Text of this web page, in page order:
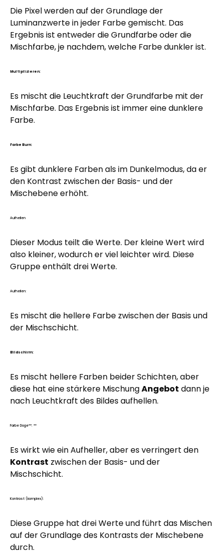
Die Pixel werden auf der Grundlage der
Luminanzwerte in jeder Farbe gemischt. Das
Ergebnis ist entweder die Grundfarbe oder die
Mischfarbe, je nachdem, welche Farbe dunkler ist.
Multiplizieren:
Es mischt die Leuchtkraft der Grundfarbe mit der
Mischfarbe. Das Ergebnis ist immer eine dunklere
Farbe.
Farbe Burn:
Es gibt dunklere Farben als im Dunkelmodus, da er
den Kontrast zwischen der Basis- und der
Mischebene erhöht.
Aufhellen
Dieser Modus teilt die Werte. Der kleine Wert wird
also kleiner, wodurch er viel leichter wird. Diese
Gruppe enthält drei Werte.
Aufhellen:
Es mischt die hellere Farbe zwischen der Basis und
der Mischschicht.
Bildschirm:
Es mischt hellere Farben beider Schichten, aber
diese hat eine stärkere MischungAngebot dann je
nach Leuchtkraft des Bildes aufhellen.
Farbe Doge**: **
Es wirkt wie ein Aufheller, aber es verringert den
Kontrast zwischen der Basis- und der
Mischschicht.
Kontrast (komplex):
Diese Gruppe hat drei Werte und führt das Mischen
auf der Grundlage des Kontrasts der Mischebene
durch.